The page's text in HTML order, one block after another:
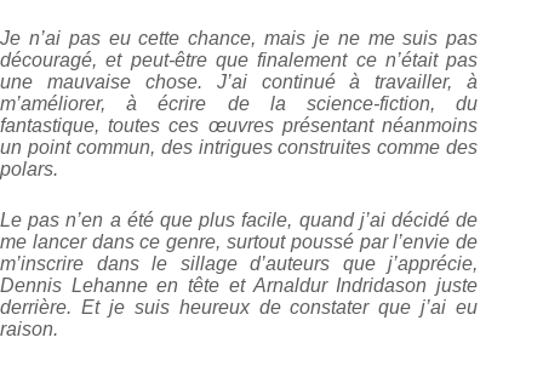
Je n’ai pas eu cette chance, mais je ne me suis pas
découragé, et peut-être que finalement ce n’était pas
une mauvaise chose. J’ai continué à travailler, à
m’améliorer, à écrire de la science-fiction, du
fantastique, toutes ces œuvres présentant néanmoins
un point commun, des intrigues construites comme des
polars.
Le pas n’en a été que plus facile, quand j’ai décidé de
me lancer dans ce genre, surtout poussé par l’envie de
m’inscrire dans le sillage d’auteurs que j’apprécie,
Dennis Lehanne en tête et Arnaldur Indridason juste
derrière. Et je suis heureux de constater que j’ai eu
raison.